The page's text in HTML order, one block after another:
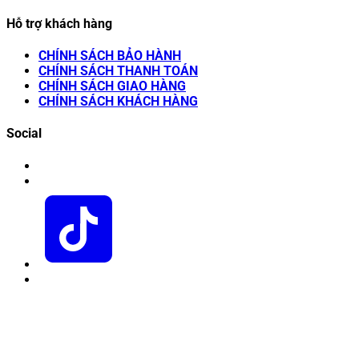
Hỗ trợ khách hàng
CHÍNH SÁCH BẢO HÀNH
CHÍNH SÁCH THANH TOÁN
CHÍNH SÁCH GIAO HÀNG
CHÍNH SÁCH KHÁCH HÀNG
Social